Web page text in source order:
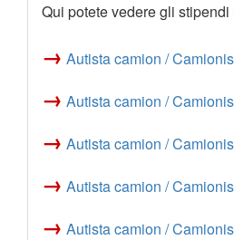
Qui potete vedere gli
→ Autista camion /
→ Autista camion /
→ Autista camion /
→ Autista camion /
→ Autista camion /